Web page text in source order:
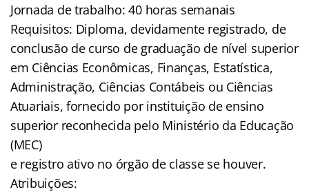
Jornada de trabalho: 40 horas semanais
Requisitos: Diploma, devidamente registrado, de
conclusão de curso de graduação de nível superior
em Ciências Econômicas, Finanças, Estatística,
Administração, Ciências Contábeis ou Ciências
Atuariais, fornecido por instituição de ensino
superior reconhecida pelo Ministério da Educação
(MEC)
e registro ativo no órgão de classe se houver.
Atribuições: